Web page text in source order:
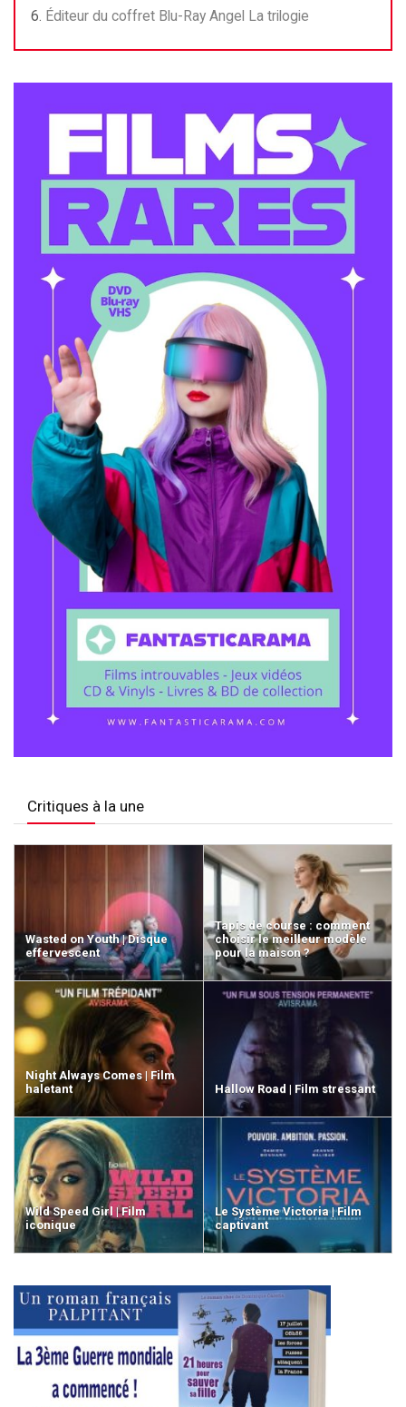
Éditeur du coffret Blu-Ray Angel La trilogie
Critiques à la une
Wasted on Youth | Disque
effervescent
Tapis de course : comment
choisir le meilleur modèle
pour la maison ?
Night Always Comes | Film
haletant
Hallow Road | Film stressant
Wild Speed Girl | Film
iconique
Le Système Victoria | Film
captivant